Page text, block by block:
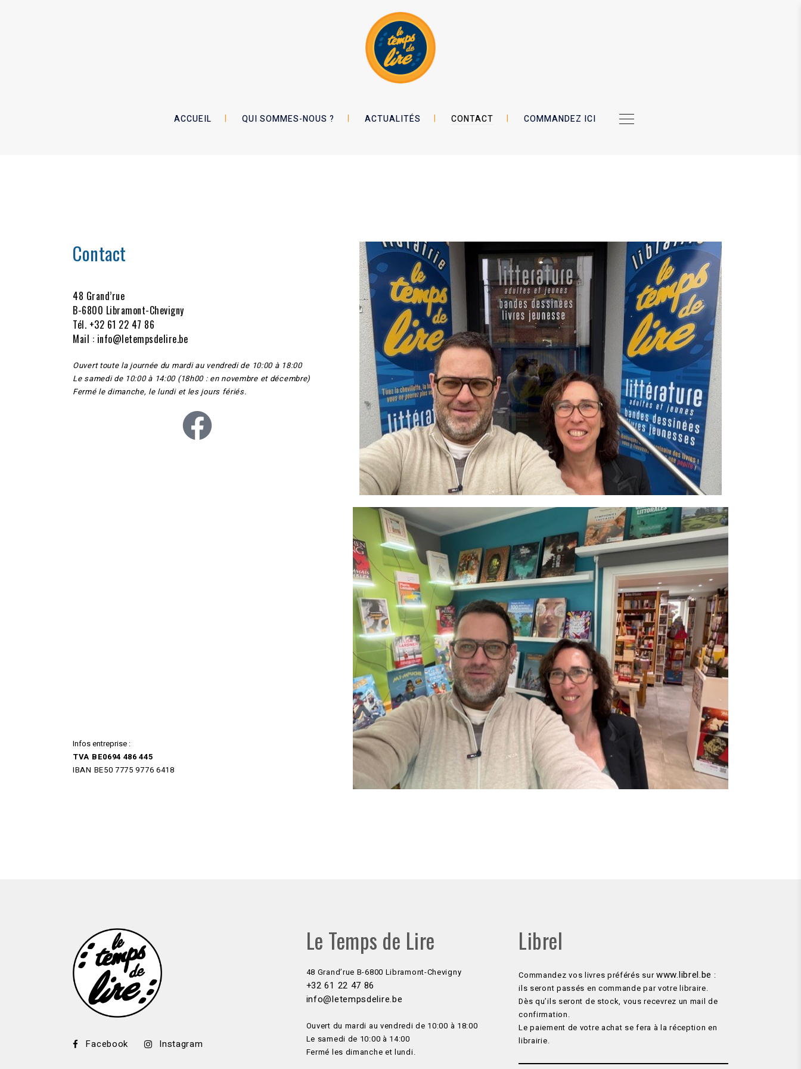
ACCUEIL QUI SOMMES-NOUS ? ACTUALITÉS CONTACT COMMANDEZ ICI
Contact
48 Grand’rue
B-6800 Libramont-Chevigny
Tél. +32 61 22 47 86
Mail : info@letempsdelire.be
Ouvert toute la journée du mardi au vendredi de 10:00 à 18:00
Le samedi de 10:00 à 14:00 (18h00 : en novembre et décembre)
Fermé le dimanche, le lundi et les jours fériés.
Infos entreprise :
TVA BE0694 486 445
IBAN BE50 7775 9776 6418
Facebook Instagram
Le Temps de Lire
48 Grand’rue B-6800 Libramont-Chevigny
+32 61 22 47 86
info@letempsdelire.be
Ouvert du mardi au vendredi de 10:00 à 18:00
Le samedi de 10:00 à 14:00
Fermé les dimanche et lundi.
Librel
Commandez vos livres préférés surwww.librel.be :
ils seront passés en commande par votre libraire.
Dès qu’ils seront de stock, vous recevrez un mail de
confirmation.
Le paiement de votre achat se fera à la réception en
librairie.